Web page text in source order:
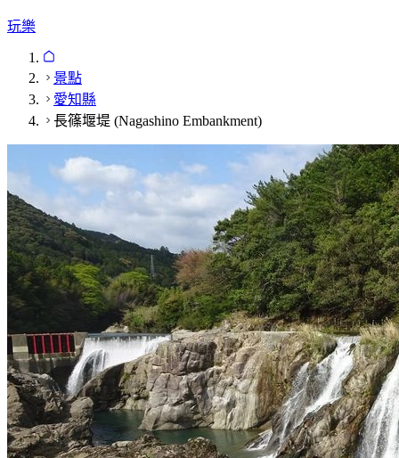
玩樂
景點
愛知縣
長篠堰堤 (Nagashino Embankment)